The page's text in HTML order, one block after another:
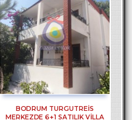
BODRUM TURGUTREİS
MERKEZDE 6+1 SATILIK VİLLA